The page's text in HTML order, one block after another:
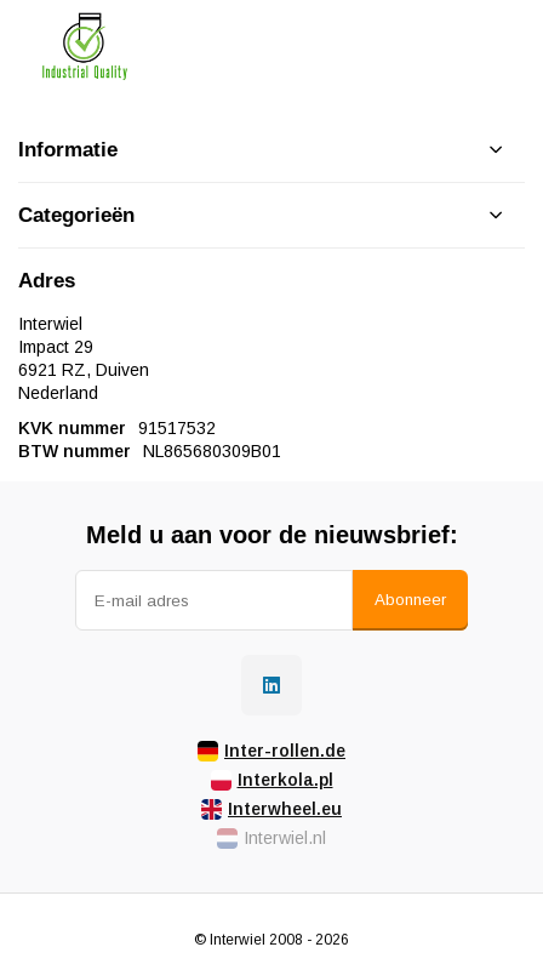
Informatie
Categorieën
Adres
Interwiel
Impact 29
6921 RZ, Duiven
Nederland
KVK nummer
91517532
BTW nummer
NL865680309B01
Meld u aan voor de nieuwsbrief:
Abonneer
Inter-rollen.de
Interkola.pl
Interwheel.eu
Interwiel.nl
© Interwiel 2008 - 2026